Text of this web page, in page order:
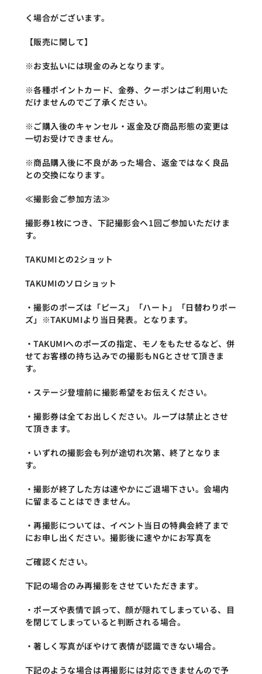
く場合がございます。
【販売に関して】
※お支払いには現金のみとなります。
※各種ポイントカード、金券、クーポンはご利用いた
だけませんのでご了承ください。
※ご購入後のキャンセル・返金及び商品形態の変更は
一切お受けできません。
※商品購入後に不良があった場合、返金ではなく良品
との交換になります。
≪撮影会ご参加方法≫
撮影券1枚につき、下記撮影会へ1回ご参加いただけま
す。
TAKUMIとの2ショット
TAKUMIのソロショット
・撮影のポーズは「ピース」「ハート」「日替わりポー
ズ」※TAKUMIより当日発表。となります。
・TAKUMIへのポーズの指定、モノをもたせるなど、併
せてお客様の持ち込みでの撮影もNGとさせて頂きま
す。
・ステージ登壇前に撮影希望をお伝えください。
・撮影券は全てお出しください。ループは禁止とさせ
て頂きます。
・いずれの撮影会も列が途切れ次第、終了となりま
す。
・撮影が終了した方は速やかにご退場下さい。会場内
に留まることはできません。
・再撮影については、イベント当日の特典会終了まで
にお申し出ください。撮影後に速やかにお写真を
ご確認ください。
下記の場合のみ再撮影をさせていただきます。
・ポーズや表情で誤って、顔が隠れてしまっている、目
を閉じてしまっていると判断される場合。
・著しく写真がぼやけて表情が認識できない場合。
下記のような場合は再撮影には対応できませんので予